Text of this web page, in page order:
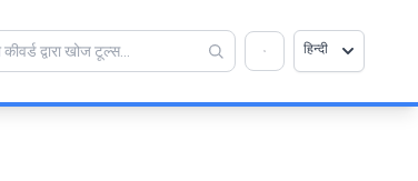
हिन्दी
💡 क्या आप इस टूल को पसंद करते हैं? हमें इसे और बेहतर बनाने
में मदद करें!
×
खोलने के लिए क्लिक करें →